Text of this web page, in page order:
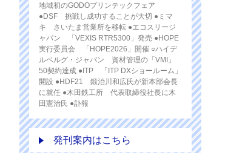
地域初のGODOプリンテックフェア
●DSF 挑戦し成功することが大切 ●ミマ
キ さいたま営業所を移転 ●エコスリージ
ャパン 「VEXIS RTR5300」発売 ●HOPE
実行委員会 「HOPE2026」開催 ○ハイデ
ルベルグ・ジャパン 資材管理の「VMI」
50契約達成 ●ITP 「ITP DXショールーム」
開設 ●HDF21 鍛治川和広氏が新本部会長
に就任 ●木田鉄工所 代表取締役社長に木
田憲治氏 ●訃報
発刊案内はこちら